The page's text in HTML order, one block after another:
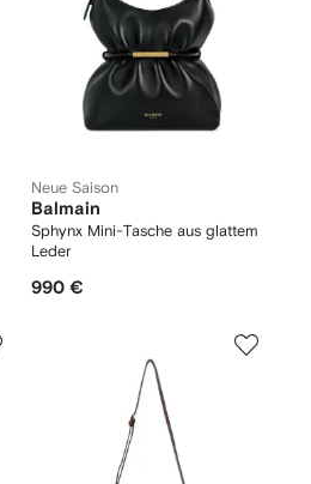
Neue Saison
Balmain
Sphynx Mini-Tasche aus glattem
Leder
990 €